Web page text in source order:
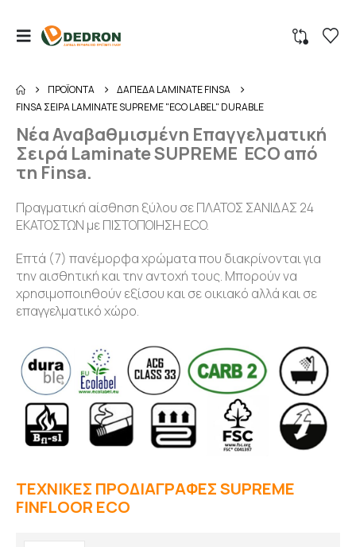
ΠΡΟΪΌΝΤΑ
ΔΑΠΕΔΑ LAMINATE FINSA
FINSA ΣΕΙΡΑ LAMINATE SUPREME "ECO LABEL" DURABLE
Νέα Αναβαθμισμένη Επαγγελματική
Σειρά Laminate SUPREME ECO από
τη Finsa.
Πραγματική αίσθηση ξύλου σε ΠΛΑΤΟΣ ΣΑΝΙΔΑΣ 24
ΕΚΑΤΟΣΤΩΝ με ΠΙΣΤΟΠΟΙΗΣΗ ECO.
Επτά (7) πανέμορφα χρώματα που διακρίνονται για
την αισθητική και την αντοχή τους. Μπορούν να
χρησιμοποιηθούν εξίσου και σε οικιακό αλλά και σε
επαγγελματικό χώρο.
ΤΕΧΝΙΚΕΣ ΠΡΟΔΙΑΓΡΑΦΕΣ SUPREME
FINFLOOR ECO